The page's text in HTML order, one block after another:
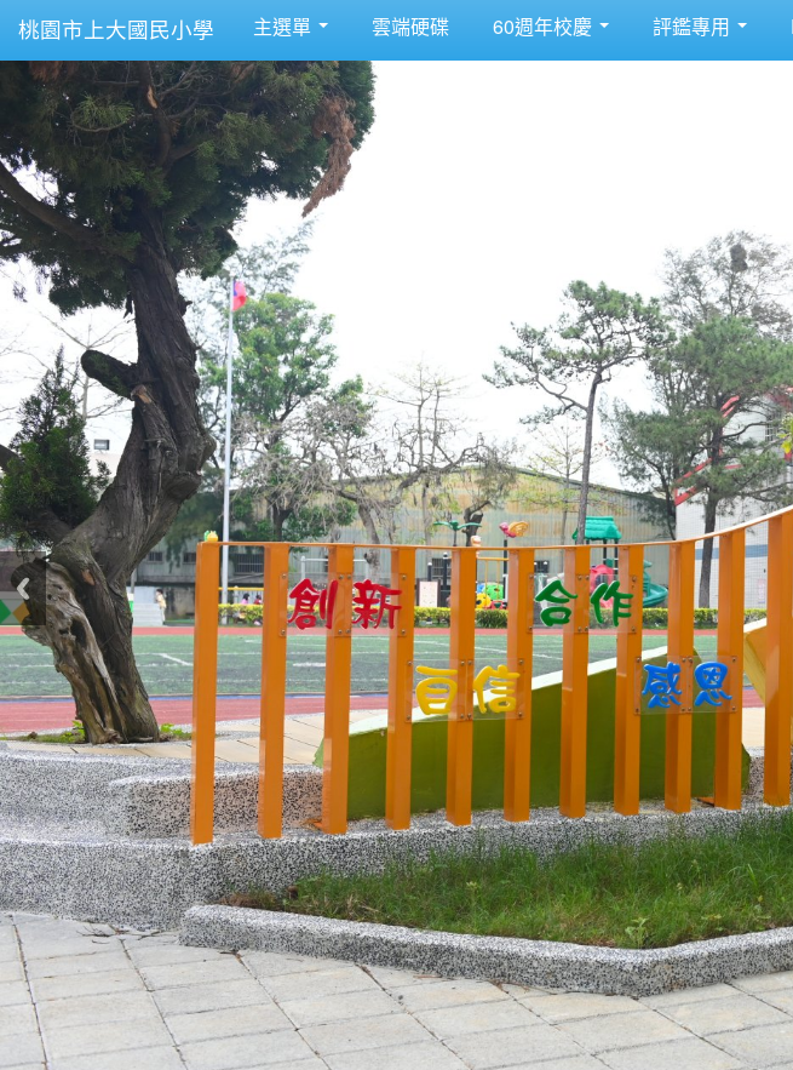
桃園市上大國民小學 主選單 雲端硬碟 60週年校慶 評鑑專用